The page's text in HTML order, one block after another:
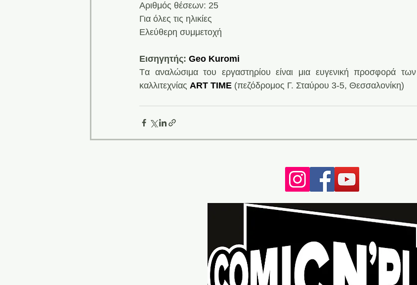
Αριθμός θέσεων: 25
Για όλες τις ηλικίες
Ελεύθερη συμμετοχή
Εισηγητής: Geo Kuromi
Tα αναλώσιμα του εργαστηρίου είναι μια ευγενική προσφορά
καλλιτεχνίας ART TIME (πεζόδρομος Γ. Σταύρου 3-5, Θεσσαλονίκη)